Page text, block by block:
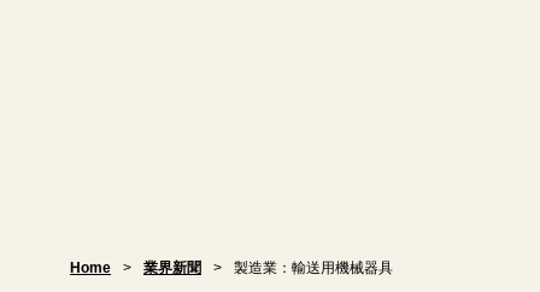
Home 業界新聞 製造業：輸送用機械器具